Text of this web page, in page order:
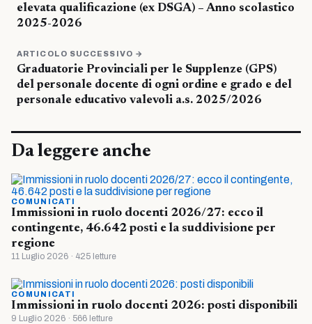
elevata qualificazione (ex DSGA) – Anno scolastico
2025-2026
ARTICOLO SUCCESSIVO →
Graduatorie Provinciali per le Supplenze (GPS)
del personale docente di ogni ordine e grado e del
personale educativo valevoli a.s. 2025/2026
Da leggere anche
COMUNICATI
Immissioni in ruolo docenti 2026/27: ecco il
contingente, 46.642 posti e la suddivisione per
regione
11 Luglio 2026 · 425 letture
COMUNICATI
Immissioni in ruolo docenti 2026: posti disponibili
9 Luglio 2026 · 566 letture